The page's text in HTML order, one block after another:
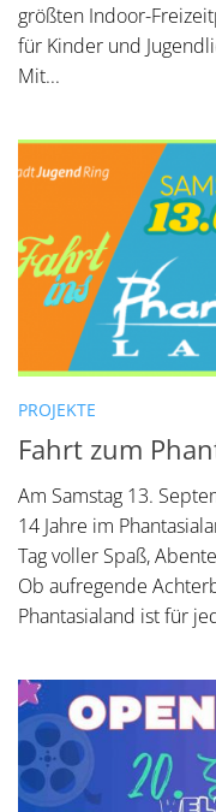
größten Indoor-
für Kinder und
Mit...
PROJEKTE
Fahrt zum
Am Samstag 13.
14 Jahre im
Tag voller Spaß,
Ob aufregende
Phantasialand ist für